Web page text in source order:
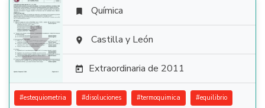

 Química
 Castilla y León
 Extraordinaria de 2011
#estequiometria #disoluciones #termoquimica #equilibrio